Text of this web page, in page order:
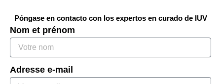
Póngase en contacto con los expertos en curado de IUV
Nom et prénom
Adresse e-mail